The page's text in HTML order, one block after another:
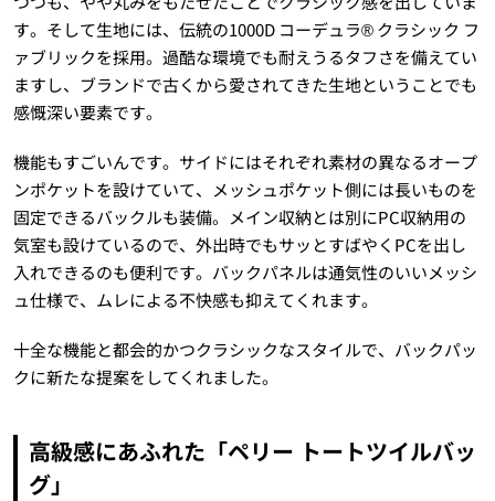
す。そして生地には、伝統の1000D コーデュラ® クラシック フ
ァブリックを採用。過酷な環境でも耐えうるタフさを備えてい
ますし、ブランドで古くから愛されてきた生地ということでも
感慨深い要素です。
機能もすごいんです。サイドにはそれぞれ素材の異なるオープ
ンポケットを設けていて、メッシュポケット側には長いものを
固定できるバックルも装備。メイン収納とは別にPC収納用の
気室も設けているので、外出時でもサッとすばやくPCを出し
入れできるのも便利です。バックパネルは通気性のいいメッシ
ュ仕様で、ムレによる不快感も抑えてくれます。
十全な機能と都会的かつクラシックなスタイルで、バックパッ
クに新たな提案をしてくれました。
高級感にあふれた「ペリー トートツイルバッ
グ」